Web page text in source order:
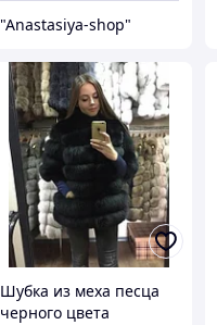
"Anastasiya-shop"
Шубка из меха песца
черного цвета